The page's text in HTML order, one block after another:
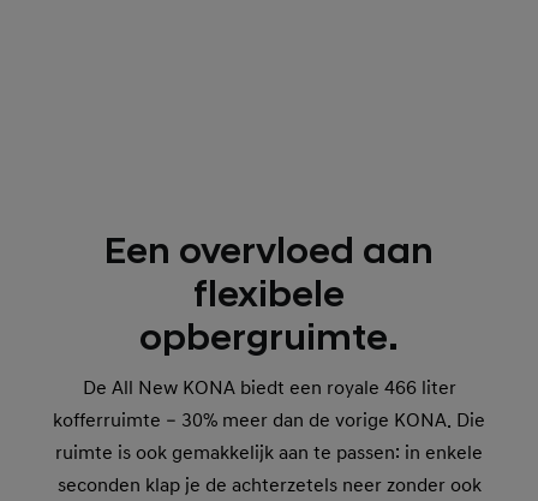
Een overvloed aan
flexibele
opbergruimte.
De All New KONA biedt een royale 466 liter
kofferruimte – 30% meer dan de vorige KONA. Die
ruimte is ook gemakkelijk aan te passen: in enkele
seconden klap je de achterzetels neer zonder ook